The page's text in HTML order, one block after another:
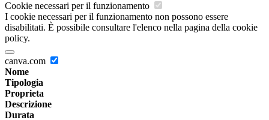
Cookie necessari per il funzionamento
I cookie necessari per il funzionamento non possono essere
disabilitati. È possibile consultare l'elenco nella pagina della cookie
policy.
canva.com
Nome
Tipologia
Proprieta
Descrizione
Durata